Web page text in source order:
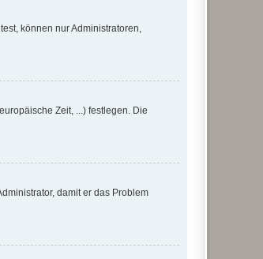
können nur Administratoren,
Zeit, ...) festlegen. Die
damit er das Problem